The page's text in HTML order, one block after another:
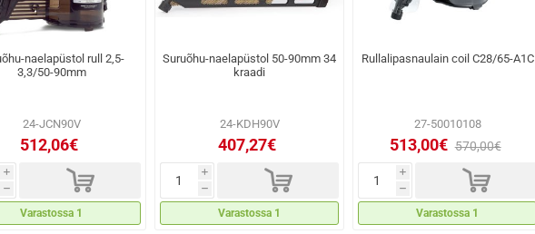
naelapüstol rull 2,5-
3,3/50-90mm
24-JCN90V
512,06€
i
h d
Varastossa 1
Suruõhu-naelapüstol 50-90mm 34
kraadi
24-KDH90V
407,27€
i
h d
Varastossa 1
Rullalipasnaulain coil C28/65-A1C
27-50010108
513,00€ 570,00€
i
h d
Varastossa 1